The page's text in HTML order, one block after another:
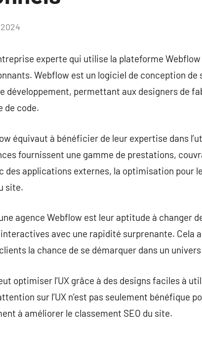
experte qui utilise la plateforme
Webflow est un logiciel de conception de
développement, permettant aux designers de
de code.
équivaut à bénéficier de leur expertise dans
fournissent une gamme de prestations,
des applications externes, la optimisation pour
site.
agence Webflow est leur aptitude à changer
avec une rapidité surprenante. Cela
la chance de se démarquer dans un
optimiser l’UX grâce à des designs faciles à
sur l’UX n’est pas seulement bénéfique
à améliorer le classement SEO du site.